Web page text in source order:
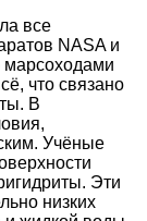
все
NASA и
что связано
В
Учёные
Эти
низких